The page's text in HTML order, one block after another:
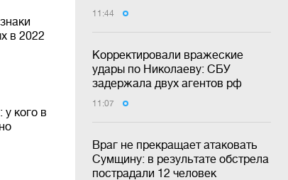
11:44
Корректировали вражеские
удары по Николаеву: СБУ
задержала двух агентов рф
11:07
Враг не прекращает атаковать
Сумщину: в результате обстрела
пострадали 12 человек
в 2022
кого в